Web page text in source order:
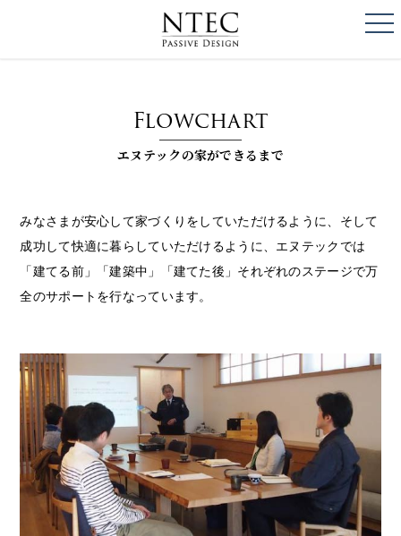
Flowchart
エヌテックの家ができるまで
みなさまが安心して家づくりをしていただけるように、そして
成功して快適に暮らしていただけるように、 エヌテックでは
「建てる前」「建築中」「建てた後」それぞれのステージで万
全のサポートを行なっています。